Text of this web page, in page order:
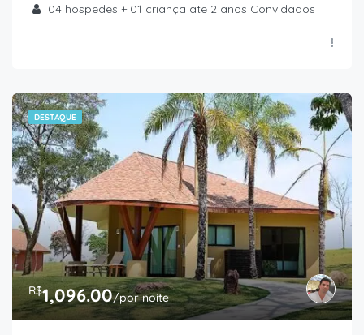
04 hospedes + 01 criança ate 2 anos Convidados
DESTAQUE
R$1,096.00/por noite